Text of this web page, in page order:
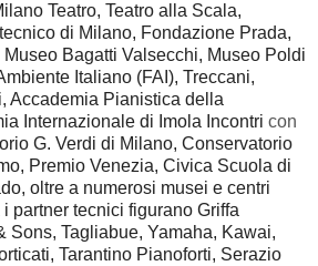
Teatro, Teatro alla Scala,
di Milano, Fondazione Prada,
Bagatti Valsecchi, Museo Poldi
Italiano (FAI), Treccani,
Accademia Pianistica della
Internazionale di Imola Incontri con
G. Verdi di Milano, Conservatorio
Premio Venezia, Civica Scuola di
oltre a numerosi musei e centri
partner tecnici figurano Griffa
Sons, Tagliabue, Yamaha, Kawai,
Tarantino Pianoforti, Serazio